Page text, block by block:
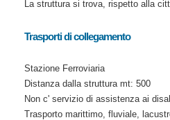
La struttura si trova, rispetto alla
Trasporti di collegamento
Stazione Ferroviaria
Distanza dalla struttura mt: 500
Non c' servizio di assistenza ai
Trasporto marittimo, fluviale,